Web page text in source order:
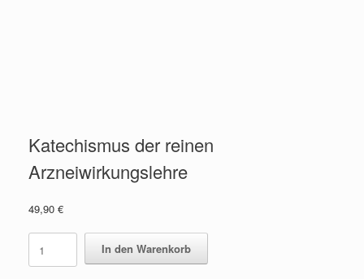
Katechismus der reinen
Arzneiwirkungslehre
49,90 €
Katechismus
der
reinen
In den Warenkorb